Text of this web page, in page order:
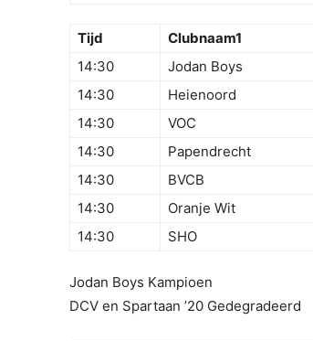
Tijd Clubnaam1
14:30
Jodan Boys
14:30
Heienoord
14:30
VOC
14:30
Papendrecht
14:30
BVCB
14:30
Oranje Wit
14:30
SHO
Jodan Boys Kampioen
DCV en Spartaan ’20 Gedegradeerd